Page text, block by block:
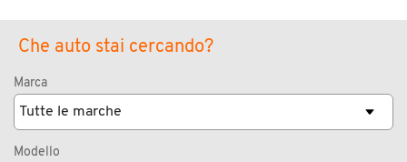
Che auto stai cercando?
Marca
Modello